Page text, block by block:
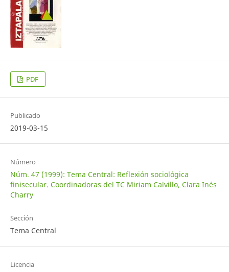
PDF
Publicado
2019-03-15
Número
Núm. 47 (1999): Tema Central: Reflexión sociológica
finisecular. Coordinadoras del TC Miriam Calvillo, Clara Inés
Charry
Sección
Tema Central
Licencia